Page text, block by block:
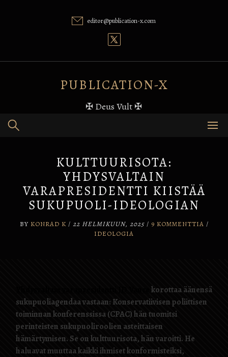
editor@publication-x.com
PUBLICATION-X
✠ Deus Vult ✠
KULTTUURISOTA:
YHDYSVALTAIN
VARAPRESIDENTTI KIISTÄÄ
SUKUPUOLI-IDEOLOGIAN
BY KONRAD K / 22 HELMIKUUN, 2025/ 9 KOMMENTTIA /
IDEOLOGIA
korottaa äänensä
sukupuoliagendaa vastaan: Konservatiivisen poliittisen
toiminnan konferenssissa (CPAC) hän tuomitsi
perinteisten sukupuoliroolien asteittaisen
hämärtymisen. Se on kulttuurisota, hän varoitti. He
haluavat muuttaa kaikki ihmiset konformisteiksi,